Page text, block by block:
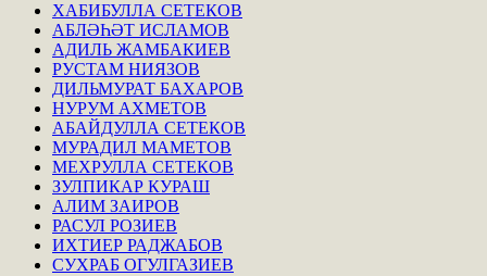
ХАБИБУЛЛА СЕТЕКОВ
АБЛӘҺӘТ ИСЛАМОВ
АДИЛЬ ЖАМБАКИЕВ
РУСТАМ НИЯЗОВ
ДИЛЬМУРАТ БАХАРОВ
НУРУМ АХМЕТОВ
АБАЙДУЛЛА СЕТЕКОВ
МУРАДИЛ МАМЕТОВ
МЕХРУЛЛА СЕТЕКОВ
ЗУЛПИКАР КУРАШ
АЛИМ ЗАИРОВ
РАСУЛ РОЗИЕВ
ИХТИЕР РАДЖАБОВ
СУХРАБ ОГУЛГАЗИЕВ